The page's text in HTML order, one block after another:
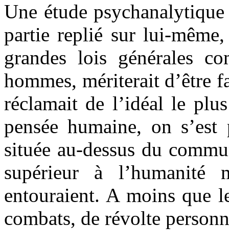
Une étude
partie replié sur lui-
grandes lois générales
hommes, mériterait d’être
réclamait de l’idéal le
pensée humaine, on
située au-dessus du
supérieur à
entouraient. A moins que
combats, de révolte